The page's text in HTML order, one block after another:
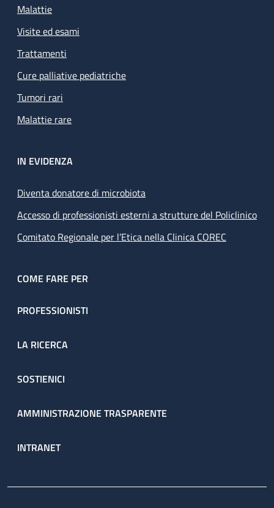
Malattie
Visite ed esami
Trattamenti
Cure palliative pediatriche
Tumori rari
Malattie rare
IN EVIDENZA
Diventa donatore di microbiota
Accesso di professionisti esterni a strutture del Policlinico
Comitato Regionale per l’Etica nella Clinica COREC
COME FARE PER
PROFESSIONISTI
LA RICERCA
SOSTIENICI
AMMINISTRAZIONE TRASPARENTE
INTRANET